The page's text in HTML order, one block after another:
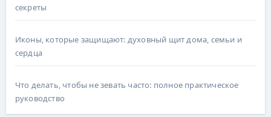
секреты
Иконы, которые защищают: духовный щит дома, семьи и
сердца
Что делать, чтобы не зевать часто: полное практическое
руководство